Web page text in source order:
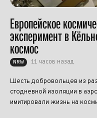
Европейское
эксперимент в
космос
NRW 11 часов назад
Шесть добровольцев из
стодневной изоляции в
имитировали жизнь на